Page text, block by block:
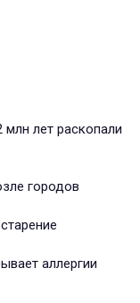
лет раскопали
городов
аллергии